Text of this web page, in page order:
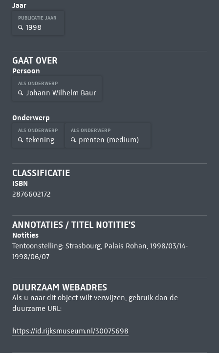
Jaar
PUBLICATIE JAAR
1998
GAAT OVER
Persoon
ALS ONDERWERP
Johann Wilhelm Baur
Onderwerp
ALS ONDERWERP
tekening
ALS ONDERWERP
prenten (medium)
CLASSIFICATIE
ISBN
2876602172
ANNOTATIES / TITEL NOTITIE'S
Notities
Tentoonstelling: Strasbourg, Palais Rohan, 1998/03/14-
1998/06/07
DUURZAAM WEBADRES
Als u naar dit object wilt verwijzen, gebruik dan de
duurzame URL:
https://id.rijksmuseum.nl/30075698